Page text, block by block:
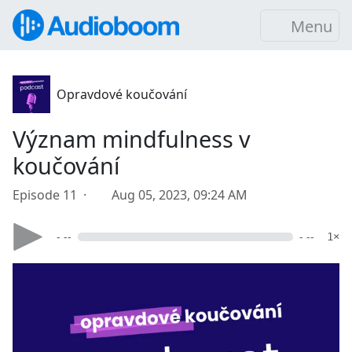
Menu
Opravdové koučování
Význam mindfulness v
koučování
Episode 11 · Aug 05, 2023, 09:24 AM
- -- - -- 1×